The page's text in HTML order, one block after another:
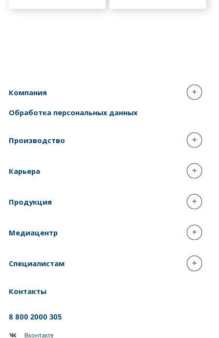
Компания
Обработка персональных данных
Производство
Карьера
8 800 2000 305
Вконтакте
Продукция
Медиацентр
Специалистам
Контакты